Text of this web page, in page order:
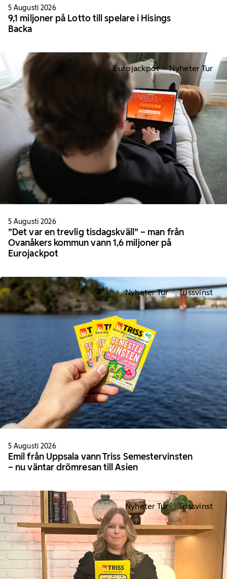
5 Augusti 2026
9,1 miljoner på Lotto till spelare i Hisings
Backa
Eurojackpot Nyheter Tur
5 Augusti 2026
”Det var en trevlig tisdagskväll” – man från
Ovanåkers kommun vann 1,6 miljoner på
Eurojackpot
Nyheter Tur Trissvinst
5 Augusti 2026
Emil från Uppsala vann Triss Semestervinsten
– nu väntar drömresan till Asien
Nyheter Tur Trissvinst